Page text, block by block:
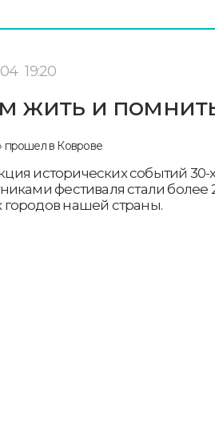
19:20
жить и
исторических событий 30-
фестиваля стали более
городов нашей страны.